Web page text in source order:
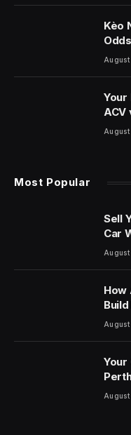
Kèo
Your
ACV
Most Popular
Sell
Car
How
Your